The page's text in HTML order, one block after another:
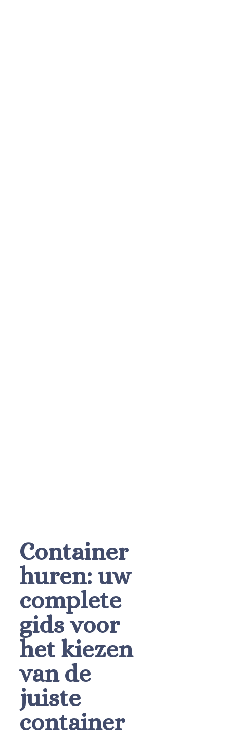
Container
huren: uw
complete
gids voor
het kiezen
van de
juiste
container